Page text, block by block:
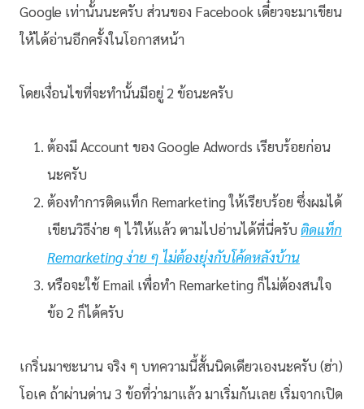
Google เท่านั้นนะครับ ส่วนของ Facebook เดี๋ยวจะมาเขียน
ให้ได้อ่านอีกครั้งในโอกาสหน้า
โดยเงื่อนไขที่จะทำนั้นมีอยู่ 2 ข้อนะครับ
ต้องมี Account ของ Google Adwords เรียบร้อยก่อน
นะครับ
ต้องทำการติดแท็ก Remarketing ให้เรียบร้อย ซึ่งผมได้
เขียนวิธีง่าย ๆ ไว้ให้แล้ว ตามไปอ่านได้ที่นี่ครับ ติดแท็ก
Remarketing ง่าย ๆ ไม่ต้องยุ่งกับโค้ดหลังบ้าน
หรือจะใช้ Email เพื่อทำ Remarketing ก็ไม่ต้องสนใจ
ข้อ 2 ก็ได้ครับ
เกริ่นมาซะนาน จริง ๆ บทความนี้สั้นนิดเดียวเองนะครับ (ฮ่า)
โอเค ถ้าผ่านด่าน 3 ข้อที่ว่ามาแล้ว มาเริ่มกันเลย เริ่มจากเปิด